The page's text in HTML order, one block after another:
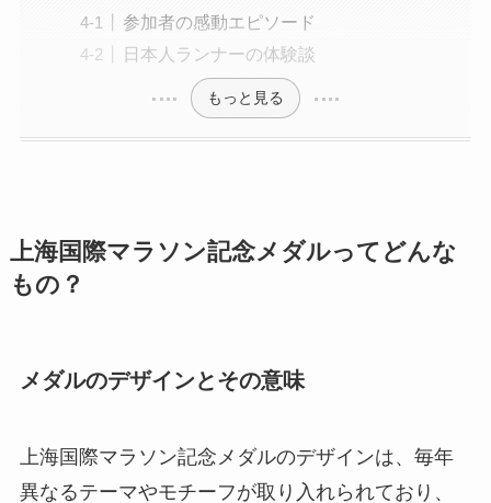
参加者の感動エピソード
日本人ランナーの体験談
もっと見る
上海国際マラソン記念メダルってどんな
もの？
メダルのデザインとその意味
上海国際マラソン記念メダルのデザインは、毎年
異なるテーマやモチーフが取り入れられており、